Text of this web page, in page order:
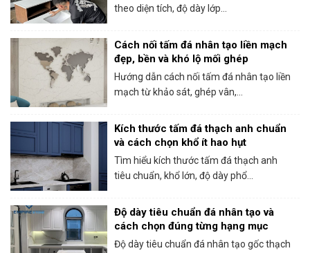
theo diện tích, độ dày lớp...
Cách nối tấm đá nhân tạo liền mạch
đẹp, bền và khó lộ mối ghép
Hướng dẫn cách nối tấm đá nhân tạo liền
mạch từ khảo sát, ghép vân,...
Kích thước tấm đá thạch anh chuẩn
và cách chọn khổ ít hao hụt
Tìm hiểu kích thước tấm đá thạch anh
tiêu chuẩn, khổ lớn, độ dày phổ...
Độ dày tiêu chuẩn đá nhân tạo và
cách chọn đúng từng hạng mục
Độ dày tiêu chuẩn đá nhân tạo gốc thạch